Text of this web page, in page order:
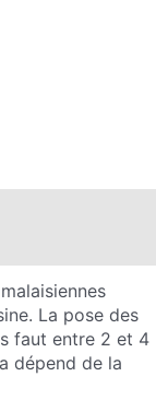
La pose des
faut entre 2 et 4
dépend de la